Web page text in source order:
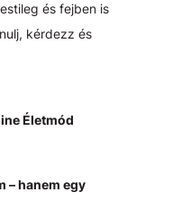
és fejben is
kérdezz és
Életmód
– hanem egy